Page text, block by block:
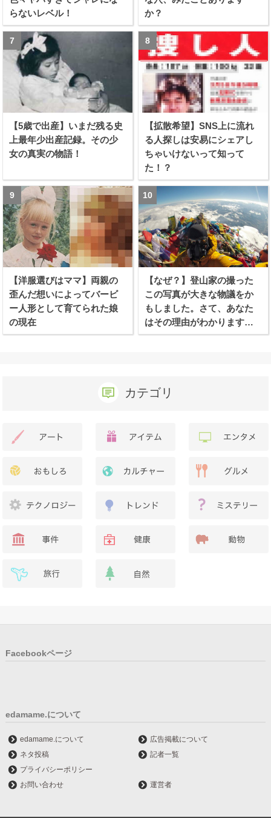
らないレベル！
か？
【5歳で出産】いまだ残る史
上最年少出産記録。その少
女の真実の物語！
【拡散希望】SNS上に流れ
る人探しは安易にシェアし
ちゃいけないって知って
た！？
【洋服選びはママ】両親の
歪んだ想いによってバービ
ー人形として育てられた娘
の現在
【なぜ？】登山家の撮った
この写真が大きな物議をか
もしました。さて、あなた
はその理由がわかります
か？
カテゴリ
Facebookページ
edamame.について
edamame.について
広告掲載について
ネタ投稿
記者一覧
プライバシーポリシー
お問い合わせ
運営者